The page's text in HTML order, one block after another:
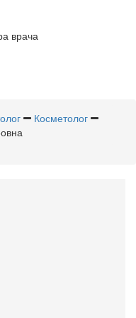
врача
Косметолог